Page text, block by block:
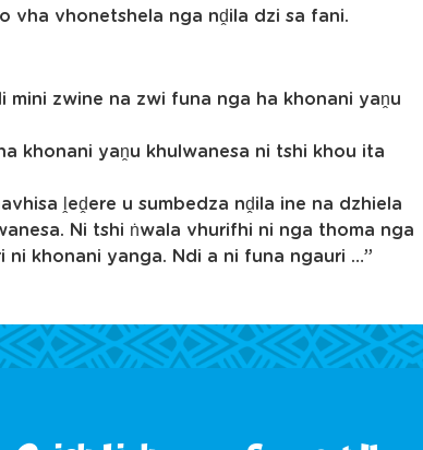
vha vhonetshela nga nḓila dzi sa fani.
mini zwine na zwi funa nga ha khonani yaṋu
khonani yaṋu khulwanesa ni tshi khou ita
ḽeḓere u sumbedza nḓila ine na dzhiela
Ni tshi ṅwala vhurifhi ni nga thoma nga
ni khonani yanga. Ndi a ni funa ngauri …”